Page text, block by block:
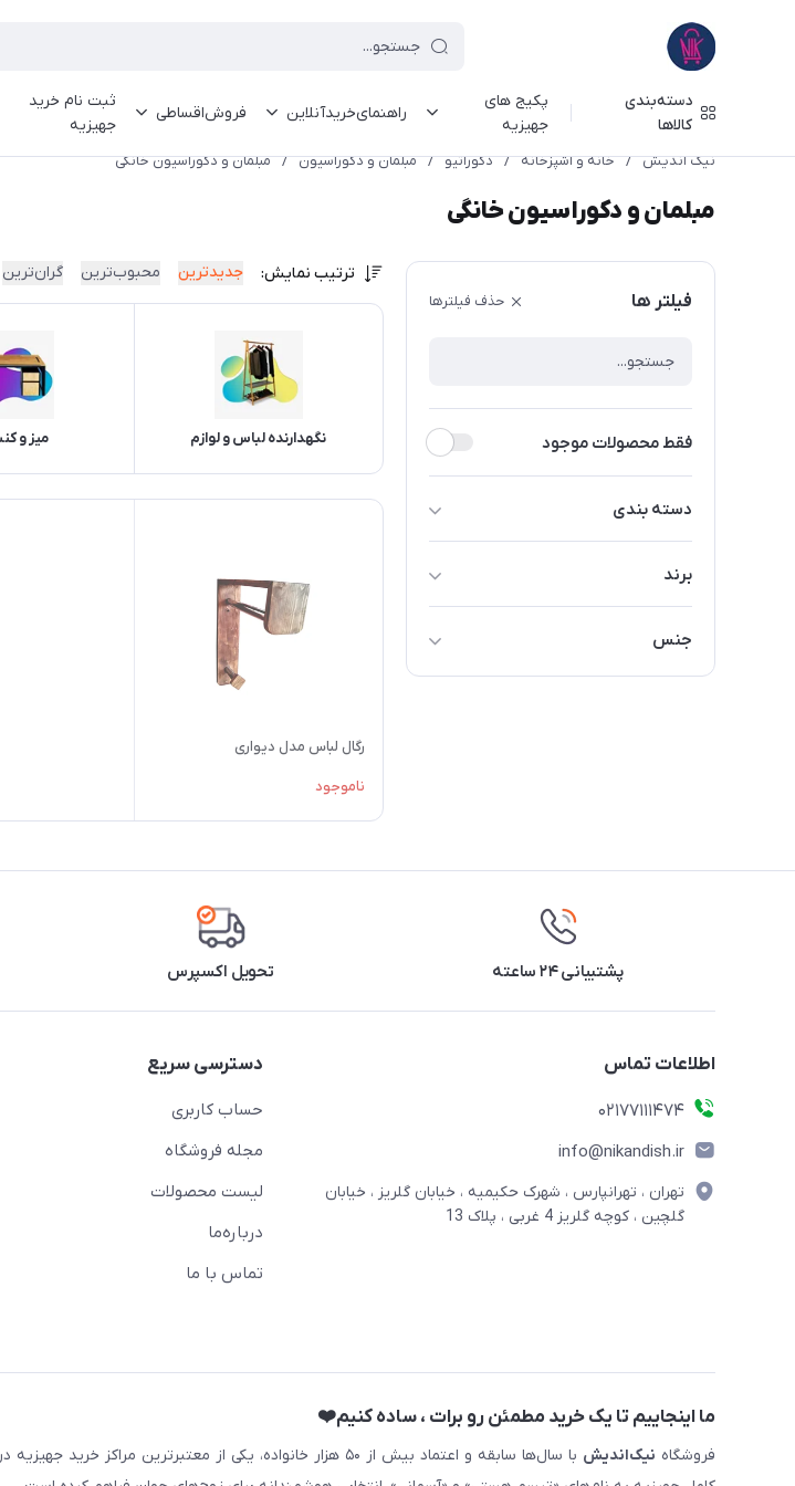
دسته‌بندی
کالاها
پکیج های
جهیزیه
راهنمای‌خرید‌آنلاین فروش‌اقساطی
ثبت نام خرید
جهیزیه
نیک اندیش / خانه و آشپزخانه / دکوراتیو / مبلمان و دکوراسیون / مبلمان و دکوراسیون خانگی
مبلمان و دکوراسیون خانگی
فیلتر ها حذف فیلترها
فقط محصولات موجود
دسته بندی
برند
جنس
چوب
ترتیب نمایش: جدیدترین محبوب‌ترین گران‌ترین
نگهدارنده لباس و لوازم میز و
رگال لباس مدل دیواری
ناموجود
پشتیبانی ۲۴ ساعته تحویل اکسپرس
اطلاعات تماس
02177111474
info@nikandish.ir
تهران ، تهرانپارس ، شهرک حکیمیه ، خیابان گلریز ، خیابان
گلچین ، کوچه گلریز 4 غربی ، پلاک 13
دسترسی سریع
حساب کاربری
مجله فروشگاه
لیست محصولات
درباره‌ما
تماس با ما
ما اینجاییم تا یک خرید مطمئن رو برات ، ساده کنیم❤️
فروشگاه نیک‌اندیش
با سال‌ها سابقه و اعتماد بیش از ۵۰ هزار خانواده، یکی از معتبرترین